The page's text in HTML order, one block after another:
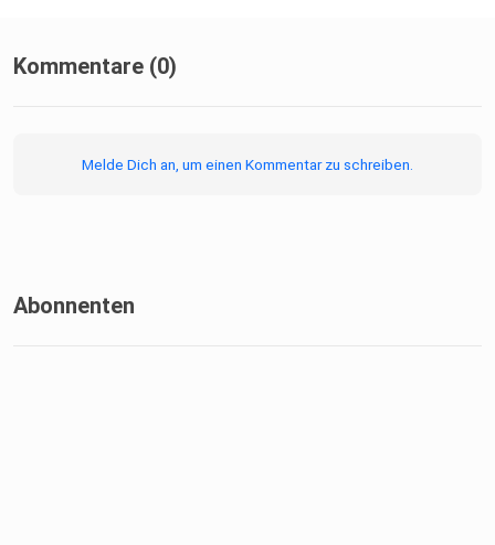
Kommentare (0)
Melde Dich an, um einen Kommentar zu schreiben.
Abonnenten